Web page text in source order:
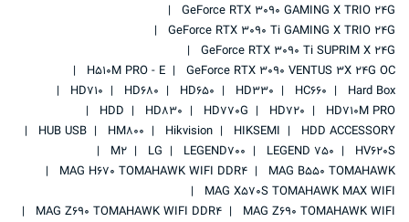
GeForce RTX 3090 GAMING X TRIO 24G
GeForce RTX 3090 Ti GAMING X TRIO 24G
GeForce RTX 3090 Ti SUPRIM X 24G
GeForce RTX 3090 VENTUS 3X 24G OC
H510M PRO - E
Hard Box
HC660
HD330
HD650
HD680
HD710
HD710M PRO
HD720
HD770G
HD830
HDD
HDD ACCESSORY
HIKSEMI
Hikvision
HM800
HUB USB
HV620S
LEGEND 750
LEGEND700
LG
M2
MAG B550 TOMAHAWK
MAG H670 TOMAHAWK WIFI DDR4
MAG X570S TOMAHAWK MAX WIFI
MAG Z690 TOMAHAWK WIFI
MAG Z690 TOMAHAWK WIFI DDR4